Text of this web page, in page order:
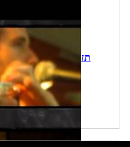
תזמורת אריאל - קליפ
הלהקה